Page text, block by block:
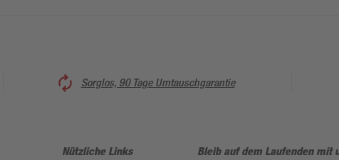
Sorglos, 90 Tage Umtauschgarantie
Nützliche Links Bleib auf dem Laufenden mit